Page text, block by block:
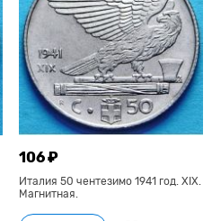
106 ₽
Италия 50 чентезимо 1941 год. XIX.
Магнитная.